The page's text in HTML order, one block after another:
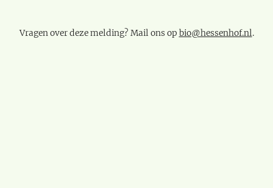
Vragen over deze melding? Mail ons op bio@hessenhof.nl.